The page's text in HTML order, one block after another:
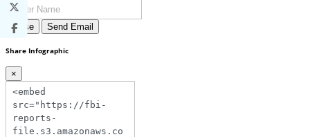
Close Send Email
Share Infographic
×